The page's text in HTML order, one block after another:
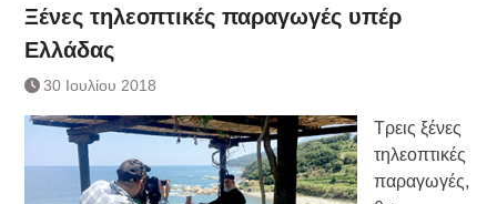
Ξένες τηλεοπτικές παραγωγές υπέρ
Ελλάδας
30 Ιουλίου 2018
Τρεις ξένες
τηλεοπτικές
παραγωγές,